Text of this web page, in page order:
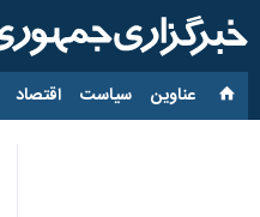
عناوین‌ سیاست اقتصاد